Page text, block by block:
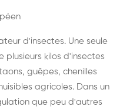
d'insectes. Une seule
plusieurs kilos d'insectes
guêpes, chenilles
agricoles. Dans un
que peu d'autres